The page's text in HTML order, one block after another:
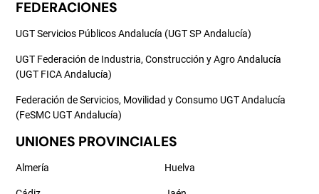
FEDERACIONES
UGT Servicios Públicos Andalucía (UGT SP Andalucía)
UGT Federación de Industria, Construcción y Agro Andalucía
(UGT FICA Andalucía)
Federación de Servicios, Movilidad y Consumo UGT Andalucía
(FeSMC UGT Andalucía)
UNIONES PROVINCIALES
Almería Huelva